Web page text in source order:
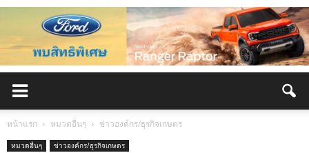
หน้าแรก หมวดอื่นๆ ข่าวองค์กร/ธุรกิจเกษตร
หมวดอื่นๆ ข่าวองค์กร/ธุรกิจเกษตร